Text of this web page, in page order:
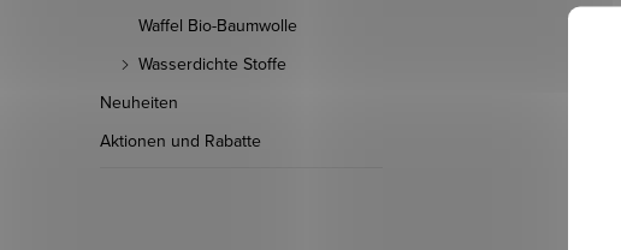
Waffel Bio-Baumwolle
Wasserdichte Stoffe
Neuheiten
Aktionen und Rabatte